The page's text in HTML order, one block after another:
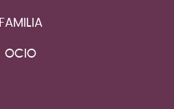
FAMILIA
OCIO